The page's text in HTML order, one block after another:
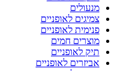
מנעולים
צמיגים לאופניים
פנימית לאופניים
מוצרים חמים
תיק לאופניים
אביזרים לאופניים